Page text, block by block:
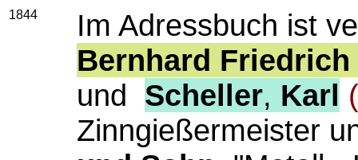
1844
Im Adressbuch ist
Bernhard
und Scheller, Karl
Zinngießermeister